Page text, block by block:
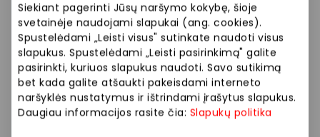
Siekiant pagerinti Jūsų naršymo kokybę, šioje
svetainėje naudojami slapukai (ang. cookies).
Spustelėdami „Leisti visus" sutinkate naudoti visus
slapukus. Spustelėdami „Leisti pasirinkimą" galite
pasirinkti, kuriuos slapukus naudoti. Savo sutikimą
bet kada galite atšaukti pakeisdami interneto
naršyklės nustatymus ir ištrindami įrašytus slapukus.
Daugiau informacijos rasite čia: Slapukų politika
Prekybos ir pramogų centre „AKROPOLIS“
veikiančios parduotuvės ir paslaugų teikėjai
savarankiškai nustato taikomas nuolaidas, jų
dydžius bei kitas aktualias sąlygas. Stengiamės
kuo tiksliau pateikti aktualią informaciją, tačiau,
jei kyla neatitikimų tarp mūsų tinklalapyje